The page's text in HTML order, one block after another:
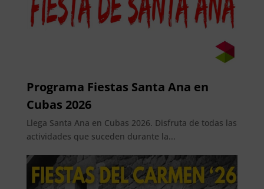
Programa Fiestas Santa Ana en
Cubas 2026
Llega Santa Ana en Cubas 2026. Disfruta de todas las
actividades que suceden durante la...